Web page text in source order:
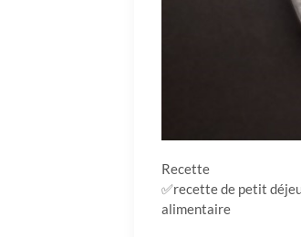
Recette
✅recette de petit
alimentaire